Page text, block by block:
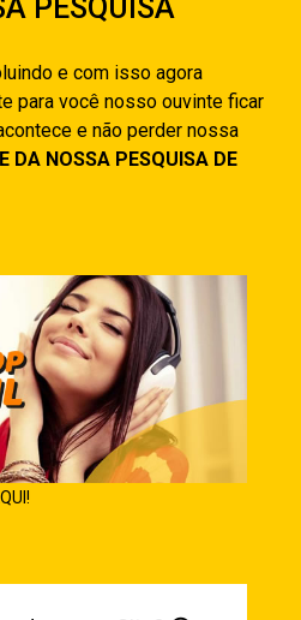
PESQUISA
e com isso agora
para você nosso ouvinte ficar
e não perder nossa
DA NOSSA PESQUISA DE